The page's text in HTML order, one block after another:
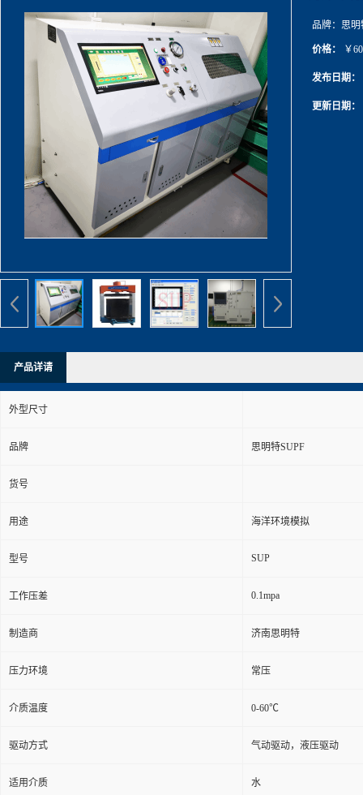
品牌： 思明
价格： ￥
发布日期：
更新日期：
产品详请
外型尺寸
品牌 思明特SUPF
货号
用途 海洋环境模拟
型号 SUP
工作压差 0.1mpa
制造商 济南思明特
压力环境 常压
介质温度 0-60℃
驱动方式 气动驱动，液压驱动
适用介质 水